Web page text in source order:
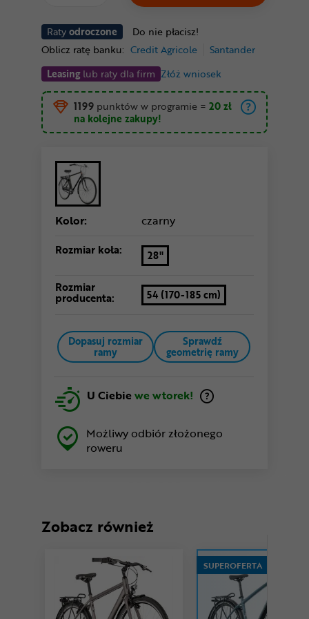
Ratyodroczone
Do nie płacisz!
Oblicz ratę banku: Credit Agricole
Santander
Leasinglub raty dla firm Złóż wniosek
1199 punktów w programie = 20 zł
na kolejne zakupy!
Kolor: czarny
Rozmiar koła: 28"
Rozmiar
producenta: 54 (170-185 cm)
Dopasuj rozmiar
ramy
Sprawdź
geometrię ramy
U Ciebiewe wtorek!
Możliwy odbiór złożonego
roweru
Zobacz również
SUPEROFERTA